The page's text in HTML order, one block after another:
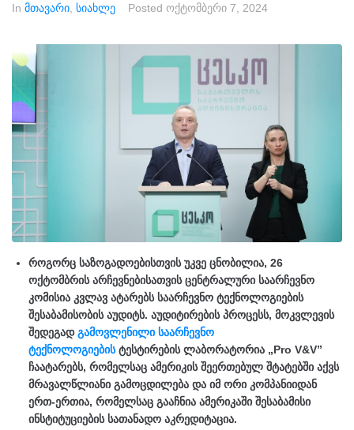
In მთავარი სიახლე Posted ოქტომბერი 7, 2024
როგორც საზოგადოებისთვის უკვე ცნობილია, 26
ოქტომბრის არჩევნებისათვის ცენტრალური საარჩევნო
კომისია კვლავ ატარებს საარჩევნო ტექნოლოგიების
შესაბამისობის აუდიტს. აუდიტირების პროცესს, მოკვლევის
შედეგადგამოვლენილი საარჩევნო
ტექნოლოგიებისტესტირების ლაბორატორია „Pro V&V”
ჩაატარებს, რომელსაც ამერიკის შეერთებულ შტატებში აქვს
მრავალწლიანი გამოცდილება და იმ ორი კომპანიიდან
ერთ-ერთია, რომელსაც გააჩნია ამერიკაში შესაბამისი
ინსტიტუციების სათანადო აკრედიტაცია.